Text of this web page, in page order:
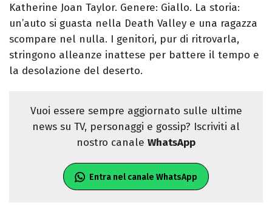
Katherine Joan Taylor. Genere: Giallo. La storia:
un’auto si guasta nella Death Valley e una ragazza
scompare nel nulla. I genitori, pur di ritrovarla,
stringono alleanze inattese per battere il tempo e
la desolazione del deserto.
Vuoi essere sempre aggiornato sulle ultime
news su TV, personaggi e gossip? Iscriviti al
nostro canale WhatsApp
Entra nel canale WhatsApp